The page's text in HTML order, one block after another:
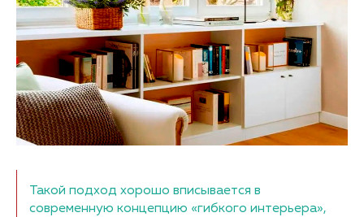
Такой подход хорошо вписывается в
современную концепцию «гибкого интерьера»,